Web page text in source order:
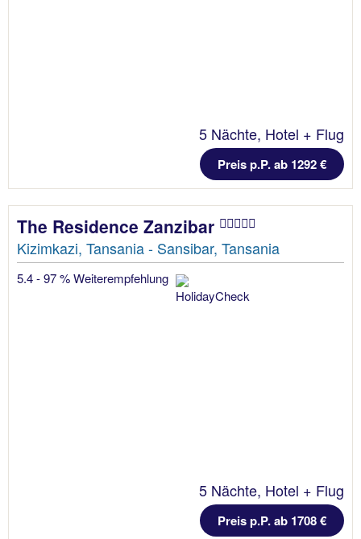
5 Nächte, Hotel + Flug
Preis p.P. ab 1292 €
The Residence Zanzibar
Kizimkazi, Tansania - Sansibar, Tansania
5.4 - 97 % Weiterempfehlung
5 Nächte, Hotel + Flug
Preis p.P. ab 1708 €